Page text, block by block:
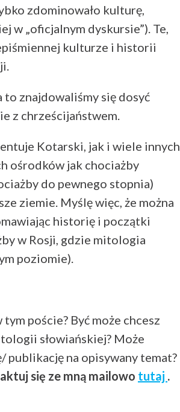
zdominowało kulturę,
w „oficjalnym dyskursie”). Te,
kulturze i historii
znajdowaliśmy się dosyć
z chrześcijaństwem.
Kotarski, jak i wiele innych
ośrodków jak chociażby
do pewnego stopnia)
ziemie. Myślę więc, że można
historię i początki
w Rosji, gdzie mitologia
poziomie).
poście? Być może chcesz
słowiańskiej? Może
publikację na opisywany temat?
się ze mną mailowo tutaj .